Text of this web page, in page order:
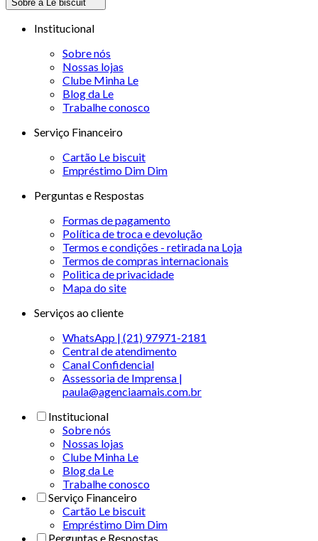
Sobre a Le biscuit
Institucional
Sobre nós
Nossas lojas
Clube Minha Le
Blog da Le
Trabalhe conosco
Serviço Financeiro
Cartão Le biscuit
Empréstimo Dim Dim
Perguntas e Respostas
Formas de pagamento
Política de troca e devolução
Termos e condições - retirada na Loja
Termos de compras internacionais
Politica de privacidade
Mapa do site
Serviços ao cliente
WhatsApp | (21) 97971-2181
Central de atendimento
Canal Confidencial
Assessoria de Imprensa |
paula@agenciaamais.com.br
Institucional
Sobre nós
Nossas lojas
Clube Minha Le
Blog da Le
Trabalhe conosco
Serviço Financeiro
Cartão Le biscuit
Empréstimo Dim Dim
Perguntas e Respostas